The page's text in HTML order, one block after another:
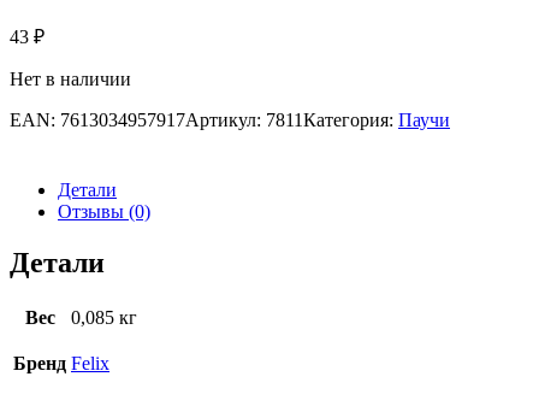
43 ₽
Нет в наличии
EAN: 7613034957917Артикул: 7811Категория: Паучи
Детали
Отзывы (0)
Детали
Вес 0,085 кг
Бренд Felix